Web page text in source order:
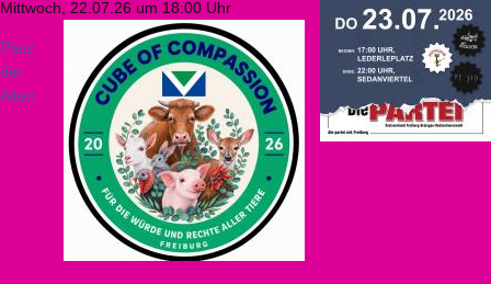
Mittwoch, 22.07.26 um 18:00 Uhr
Platz
der
Alten